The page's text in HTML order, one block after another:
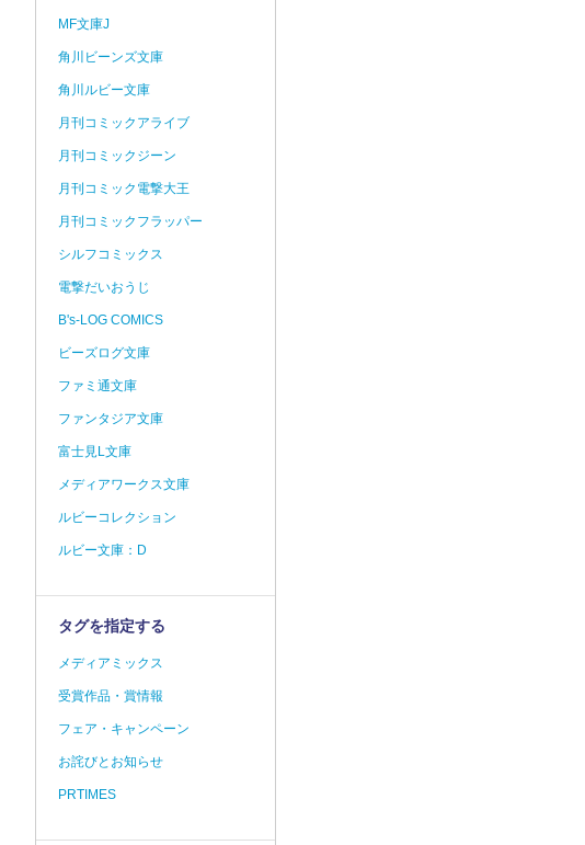
MF文庫J
角川ビーンズ文庫
角川ルビー文庫
月刊コミックアライブ
月刊コミックジーン
月刊コミック電撃大王
月刊コミックフラッパー
シルフコミックス
電撃だいおうじ
B's-LOG COMICS
ビーズログ文庫
ファミ通文庫
ファンタジア文庫
富士見L文庫
メディアワークス文庫
ルビーコレクション
ルビー文庫：D
タグを指定する
メディアミックス
受賞作品・賞情報
フェア・キャンペーン
お詫びとお知らせ
PRTIMES